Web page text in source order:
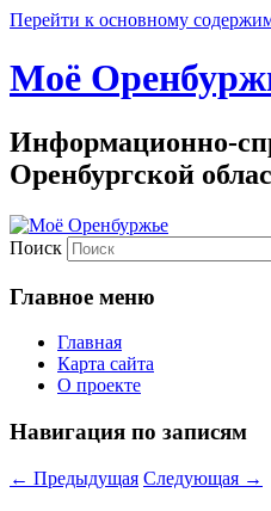
Перейти к основному
Моё
Информационно-
Оренбургской
Поиск
Главное меню
Главная
Карта сайта
О проекте
Навигация по записям
← Предыдущая Следующая →